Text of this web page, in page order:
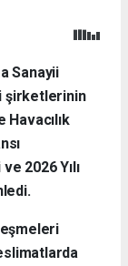
Sanayii
şirketlerinin
2026 Yılı